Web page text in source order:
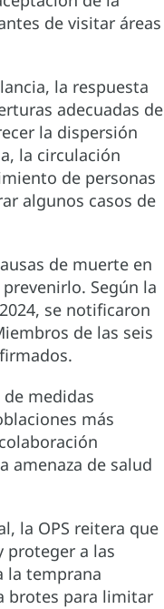
de visitar áreas
la respuesta
adecuadas de
la dispersión
la circulación
de personas
algunos casos de
de muerte en
Según la
se notificaron
de las seis
medidas
más
amenaza de salud
la OPS reitera que
proteger a las
la temprana
brotes para limitar